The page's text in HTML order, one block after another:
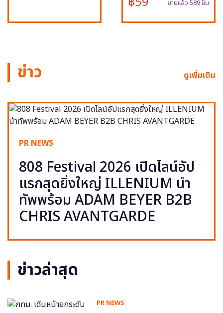
ขายแล้ว 589 ชิ้น
ข่าว ดูเพิ่มเติม
PR NEWS
808 Festival 2026 เปิดไลน์อัป
แรกสุดยิ่งใหญ่ ILLENIUM นำ
ทัพพร้อม ADAM BEYER B2B
CHRIS AVANTGARDE
ข่าวล่าสุด
PR NEWS